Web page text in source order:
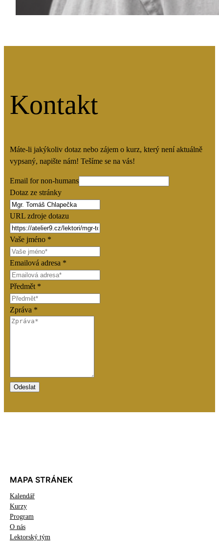
Kontakt
Máte-li jakýkoliv dotaz nebo zájem o kurz, který není aktuálně
vypsaný, napište nám! Tešíme se na vás!
Email for non-humans
Dotaz ze stránky
URL zdroje dotazu
Vaše jméno *
Emailová adresa *
Předmět *
Zpráva *
Odeslat
MAPA STRÁNEK
Kalendář
Kurzy
Program
O nás
Lektorský tým